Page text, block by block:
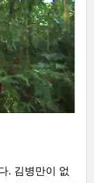
. 김병만이 없